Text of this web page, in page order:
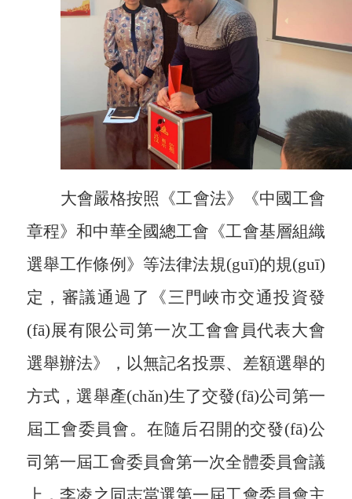
大會嚴格按照《工會法》《中國工會
章程》和中華全國總工會《工會基層組織
選舉工作條例》等法律法規(guī)的規(guī)
定，審議通過了《三門峽市交通投資發
(fā)展有限公司第一次工會會員代表大會
選舉辦法》，以無記名投票、差額選舉的
方式，選舉產(chǎn)生了交發(fā)公司第一
屆工會委員會。在隨后召開的交發(fā)公
司第一屆工會委員會第一次全體委員會議